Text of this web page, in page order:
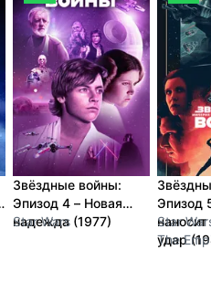
Звёздные войны:
Эпизод 4 – Новая
надежда (1977)
Star Wars
Эпизод
удар
Star
The